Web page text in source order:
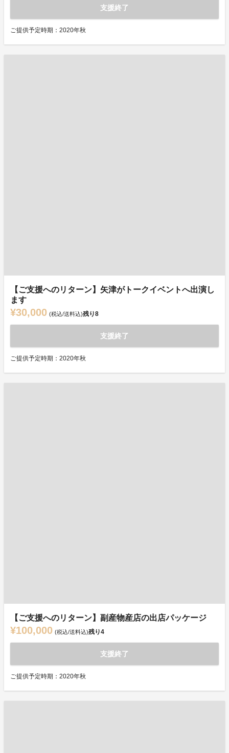
支援終了
ご提供予定時期：2020年秋
【ご支援へのリターン】矢津がトークイベントへ出演し
ます
¥30,000 (税込/送料込)残り8
支援終了
ご提供予定時期：2020年秋
【ご支援へのリターン】副産物産店の出店パッケージ
¥100,000 (税込/送料込)残り4
支援終了
ご提供予定時期：2020年秋